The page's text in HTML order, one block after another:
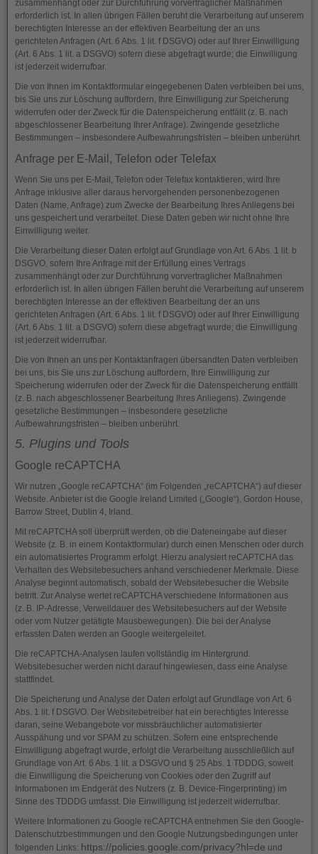
zusammenhängt oder zur Durchführung vorvertraglicher Maßnahmen
erforderlich ist. In allen übrigen Fällen beruht die Verarbeitung auf unserem
berechtigten Interesse an der effektiven Bearbeitung der an uns
gerichteten Anfragen (Art. 6 Abs. 1 lit. f DSGVO) oder auf Ihrer Einwilligung
(Art. 6 Abs. 1 lit. a DSGVO) sofern diese abgefragt wurde; die Einwilligung
ist jederzeit widerrufbar.
Die von Ihnen im Kontaktformular eingegebenen Daten verbleiben bei uns,
bis Sie uns zur Löschung auffordern, Ihre Einwilligung zur Speicherung
widerrufen oder der Zweck für die Datenspeicherung entfällt (z. B. nach
abgeschlossener Bearbeitung Ihrer Anfrage). Zwingende gesetzliche
Bestimmungen – insbesondere Aufbewahrungsfristen – bleiben unberührt.
Anfrage per E-Mail, Telefon oder Telefax
Wenn Sie uns per E-Mail, Telefon oder Telefax kontaktieren, wird Ihre
Anfrage inklusive aller daraus hervorgehenden personenbezogenen
Daten (Name, Anfrage) zum Zwecke der Bearbeitung Ihres Anliegens bei
uns gespeichert und verarbeitet. Diese Daten geben wir nicht ohne Ihre
Einwilligung weiter.
Die Verarbeitung dieser Daten erfolgt auf Grundlage von Art. 6 Abs. 1 lit. b
DSGVO, sofern Ihre Anfrage mit der Erfüllung eines Vertrags
zusammenhängt oder zur Durchführung vorvertraglicher Maßnahmen
erforderlich ist. In allen übrigen Fällen beruht die Verarbeitung auf unserem
berechtigten Interesse an der effektiven Bearbeitung der an uns
gerichteten Anfragen (Art. 6 Abs. 1 lit. f DSGVO) oder auf Ihrer Einwilligung
(Art. 6 Abs. 1 lit. a DSGVO) sofern diese abgefragt wurde; die Einwilligung
ist jederzeit widerrufbar.
Die von Ihnen an uns per Kontaktanfragen übersandten Daten verbleiben
bei uns, bis Sie uns zur Löschung auffordern, Ihre Einwilligung zur
Speicherung widerrufen oder der Zweck für die Datenspeicherung entfällt
(z. B. nach abgeschlossener Bearbeitung Ihres Anliegens). Zwingende
gesetzliche Bestimmungen – insbesondere gesetzliche
Aufbewahrungsfristen – bleiben unberührt.
5. Plugins und Tools
Google reCAPTCHA
Wir nutzen „Google reCAPTCHA“ (im Folgenden „reCAPTCHA“) auf dieser
Website. Anbieter ist die Google Ireland Limited („Google“), Gordon House,
Barrow Street, Dublin 4, Irland.
Mit reCAPTCHA soll überprüft werden, ob die Dateneingabe auf dieser
Website (z. B. in einem Kontaktformular) durch einen Menschen oder durch
ein automatisiertes Programm erfolgt. Hierzu analysiert reCAPTCHA das
Verhalten des Websitebesuchers anhand verschiedener Merkmale. Diese
Analyse beginnt automatisch, sobald der Websitebesucher die Website
betritt. Zur Analyse wertet reCAPTCHA verschiedene Informationen aus
(z. B. IP-Adresse, Verweildauer des Websitebesuchers auf der Website
oder vom Nutzer getätigte Mausbewegungen). Die bei der Analyse
erfassten Daten werden an Google weitergeleitet.
Die reCAPTCHA-Analysen laufen vollständig im Hintergrund.
Websitebesucher werden nicht darauf hingewiesen, dass eine Analyse
stattfindet.
Die Speicherung und Analyse der Daten erfolgt auf Grundlage von Art. 6
Abs. 1 lit. f DSGVO. Der Websitebetreiber hat ein berechtigtes Interesse
daran, seine Webangebote vor missbräuchlicher automatisierter
Ausspähung und vor SPAM zu schützen. Sofern eine entsprechende
Einwilligung abgefragt wurde, erfolgt die Verarbeitung ausschließlich auf
Grundlage von Art. 6 Abs. 1 lit. a DSGVO und § 25 Abs. 1 TDDDG, soweit
die Einwilligung die Speicherung von Cookies oder den Zugriff auf
Informationen im Endgerät des Nutzers (z. B. Device-Fingerprinting) im
Sinne des TDDDG umfasst. Die Einwilligung ist jederzeit widerrufbar.
Weitere Informationen zu Google reCAPTCHA entnehmen Sie den Google-
Datenschutzbestimmungen und den Google Nutzungsbedingungen unter
folgenden Links: https://policies.google.com/privacy?hl=de und